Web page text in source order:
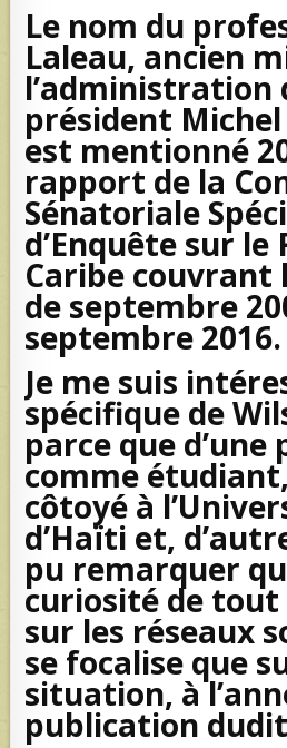
Le nom du
Laleau, ancien
l’administration
président
est mentionné
rapport de la
Sénatoriale
d’Enquête sur le
Caribe couvrant
de septembre
septembre 2016.
Je me suis
spécifique de
parce que d’une
comme étudiant,
côtoyé à
d’Haïti et,
pu remarquer
curiosité de tout
sur les réseaux
se focalise que
situation, à
publication